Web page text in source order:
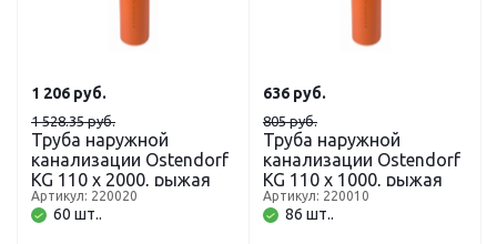
Труба наружной
канализации Ostendorf
KG 110 х 2000, рыжая
60 шт..
Артикул: 220020
1 206 руб.
1 528.35 руб.
Труба наружной
канализации Ostendorf
KG 110 х 1000, рыжая
86 шт..
Артикул: 220010
636 руб.
805 руб.